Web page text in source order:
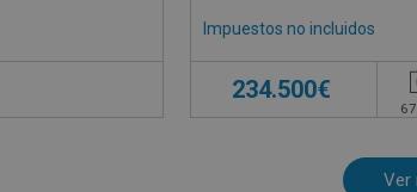
Impuestos no incluidos
234.500€